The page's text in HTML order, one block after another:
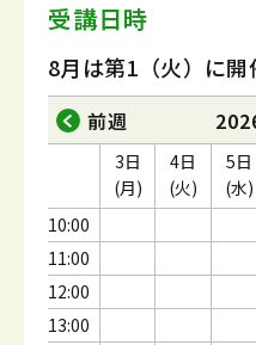
受講日時
8月は第1（火）に開
前週
10:00
11:00
12:00
13:00
3日
(月)
4日
(火)
5日
(水)